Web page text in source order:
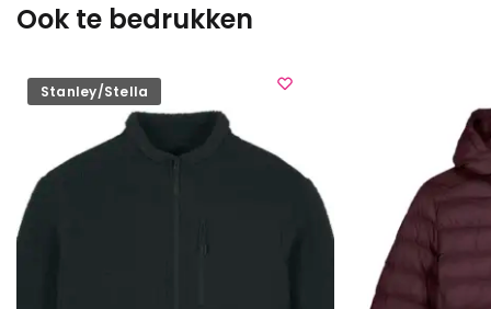
Ook te bedrukken
Stanley/Stella